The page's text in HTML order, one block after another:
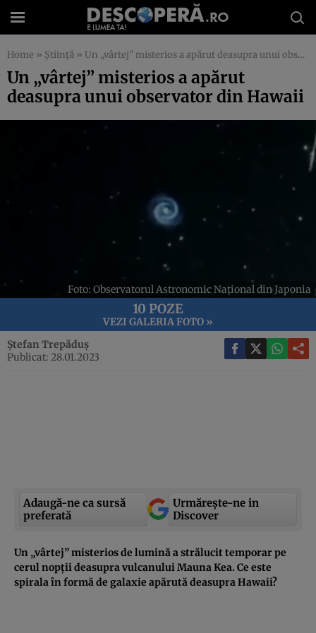
Home » Știință » Un „vârtej” misterios a apărut deasupra unui observator din Hawaii
Un „vârtej” misterios a apărut
deasupra unui observator din Hawaii
Foto: Observatorul Astronomic Național din Japonia
10 POZE
VEZI GALERIA FOTO »
Ștefan Trepăduș
Publicat: 28.01.2023
Adaugă-ne ca sursă
preferată
Urmărește-ne in
Discover
Un „vârtej” misterios de lumină a strălucit temporar pe
cerul nopții deasupra vulcanului Mauna Kea. Ce este
spirala în formă de galaxie apărută deasupra Hawaii?